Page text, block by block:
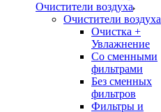
Очистители воздуха
Очистители воздуха
Очистка +
Увлажнение
Cо сменными
фильтрами
Без сменных
фильтров
Фильтры и